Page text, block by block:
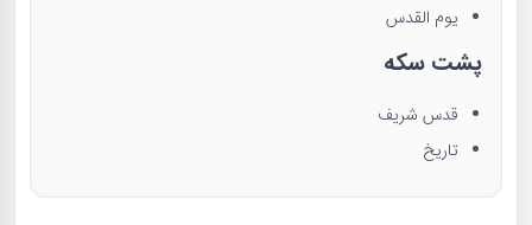
یوم القدس
پشت سکه
قدس شریف
تاریخ